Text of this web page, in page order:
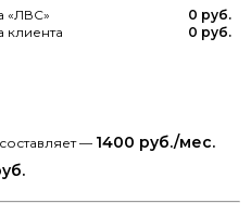
«ЛВС»
0 руб.
клиента
0 руб.
— 1400 руб./мес.